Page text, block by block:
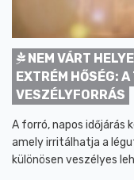
NEM VÁRT
EXTRÉM HŐSÉG:
VESZÉLYFORRÁS
A forró, napos időjárás
amely irritálhatja a
különösen veszélyes